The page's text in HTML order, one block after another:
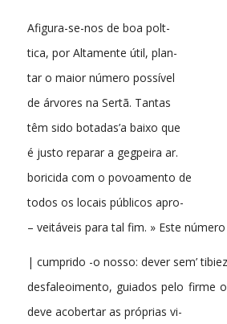
Afigura-se-nos de boa polt-
tica, por Altamente útil, plan-
tar o maior número possível
de árvores na Sertã. Tantas
têm sido botadas’a baixo que
é justo reparar a gegpeira ar.
boricida com o povoamento de
todos os locais públicos apro-
– veitáveis para tal fim. » Este
| cumprido -o nosso: dever sem’
desfaleoimento, guiados pelo firme
deve acobertar as próprias vi-